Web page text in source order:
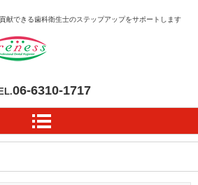
献できる歯科衛生士のステップアップをサポートします
06-6310-1717